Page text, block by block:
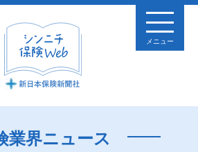
メニュー
業界ニュース